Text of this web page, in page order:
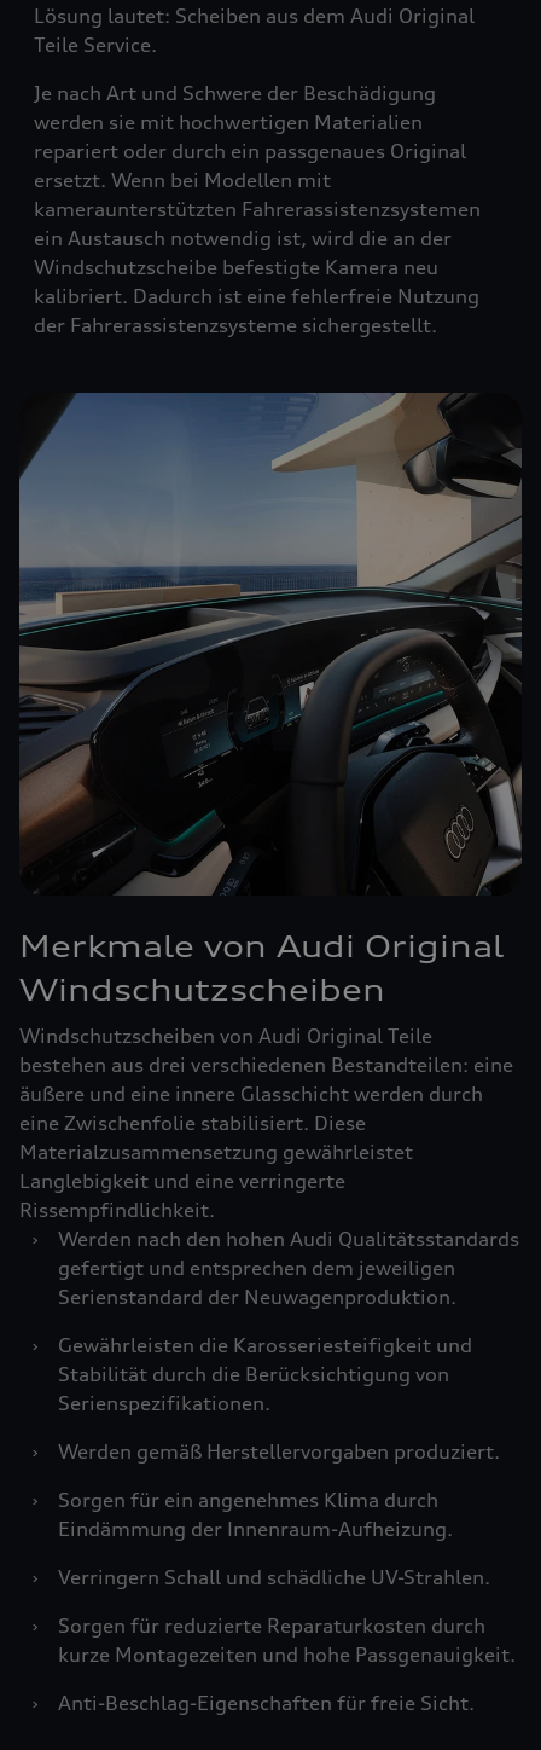
Lösung lautet: Scheiben aus dem Audi Original
Teile Service.
Je nach Art und Schwere der Beschädigung
werden sie mit hochwertigen Materialien
repariert oder durch ein passgenaues Original
ersetzt. Wenn bei Modellen mit
kameraunterstützten Fahrerassistenzsystemen
ein Austausch notwendig ist, wird die an der
Windschutzscheibe befestigte Kamera neu
kalibriert. Dadurch ist eine fehlerfreie Nutzung
der Fahrerassistenzsysteme sichergestellt.
Merkmale von Audi Original
Windschutzscheiben
Windschutzscheiben von Audi Original Teile
bestehen aus drei verschiedenen Bestandteilen: eine
äußere und eine innere Glasschicht werden durch
eine Zwischenfolie stabilisiert. Diese
Materialzusammensetzung gewährleistet
Langlebigkeit und eine verringerte
Rissempfindlichkeit.
›
Werden nach den hohen Audi Qualitätsstandards
gefertigt und entsprechen dem jeweiligen
Serienstandard der Neuwagenproduktion.
›
Gewährleisten die Karosseriesteifigkeit und
Stabilität durch die Berücksichtigung von
Serienspezifikationen.
›
Werden gemäß Herstellervorgaben produziert.
›
Sorgen für ein angenehmes Klima durch
Eindämmung der Innenraum-Aufheizung.
›
Verringern Schall und schädliche UV-Strahlen.
›
Sorgen für reduzierte Reparaturkosten durch
kurze Montagezeiten und hohe Passgenauigkeit.
›
Anti-Beschlag-Eigenschaften für freie Sicht.